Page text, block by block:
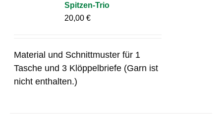
Spitzen-Trio
20,00€
Material und Schnittmuster für 1
Tasche und 3 Klöppelbriefe (Garn ist
nicht enthalten.)